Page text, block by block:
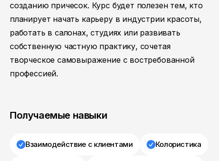
созданию причесок. Курс будет полезен тем, кто
планирует начать карьеру в индустрии красоты,
работать в салонах, студиях или развивать
собственную частную практику, сочетая
творческое самовыражение с востребованной
профессией.
Получаемые навыки
Взаимодействие с клиентами Колористика